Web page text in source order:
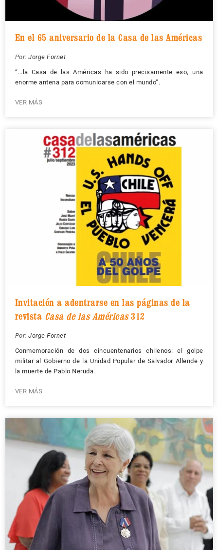
En el 65 aniversario de la Casa de las Américas
Por: Jorge Fornet
“...la Casa de las Américas ha sido precisamente eso, una
enorme antena para comunicarse con el mundo”.
VER MÁS
Invitación a adentrarse en las páginas de la
revista Casa de las Américas312
Por: Jorge Fornet
Conmemoración de dos cincuentenarios chilenos: el golpe
militar al Gobierno de la Unidad Popular de Salvador Allende y
la muerte de Pablo Neruda.
VER MÁS